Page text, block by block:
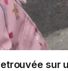
sur